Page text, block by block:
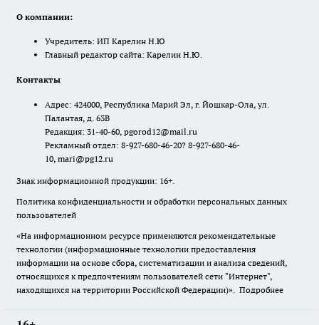
О компании:
Учредитель: ИП Карелин Н.Ю
Главный редактор сайта: Карелин Н.Ю.
Контакты
Адрес: 424000, Республика Марий Эл, г. Йошкар-Ола, ул.
Палантая, д. 63В
Редакция: 31-40-60, pgorod12@mail.ru
Рекламный отдел: 8-927-680-46-20? 8-927-680-46-
10, mari@pg12.ru
Знак информационной продукции: 16+.
Политика конфиденциальности и обработки персональных данных
пользователей
«На информационном ресурсе применяются рекомендательные
технологии (информационные технологии предоставления
информации на основе сбора, систематизации и анализа сведений,
относящихся к предпочтениям пользователей сети "Интернет",
находящихся на территории Российской Федерации)». Подробнее